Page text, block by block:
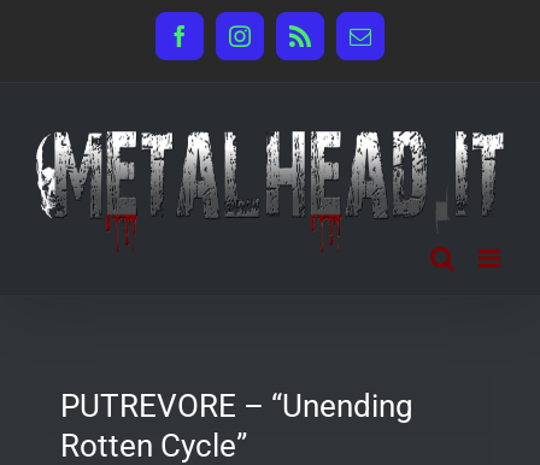
FacebookInstagram
Rss Email
PUTREVORE – “Unending
Rotten Cycle”